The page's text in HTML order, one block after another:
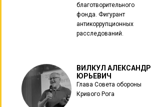
благотворительного
фонда. Фигурант
антикоррупционных
расследований.
ВИЛКУЛ АЛЕКСАНДР
ЮРЬЕВИЧ
Глава Совета обороны
Кривого Рога